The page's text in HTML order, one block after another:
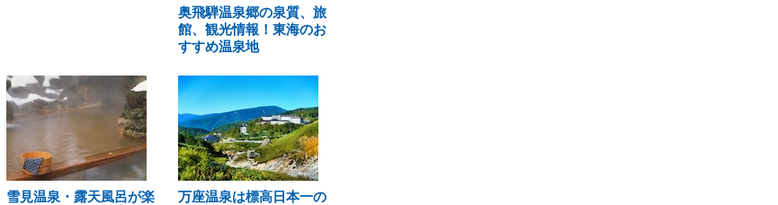
奥飛騨温泉郷の泉質、旅
館、観光情報！東海のお
すすめ温泉地
雪見温泉・露天風呂が楽
万座温泉は標高日本一の